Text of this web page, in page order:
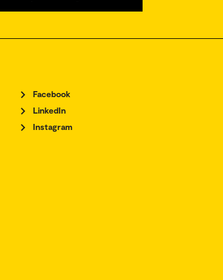
Facebook
LinkedIn
Instagram